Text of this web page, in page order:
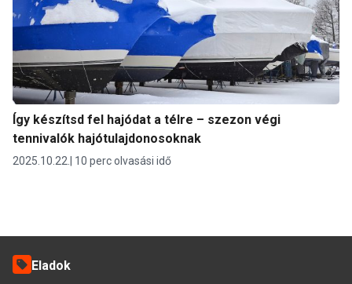
Így készítsd fel hajódat a télre – szezon végi
tennivalók hajótulajdonosoknak
2025.10.22. 10 perc olvasási idő
Eladok